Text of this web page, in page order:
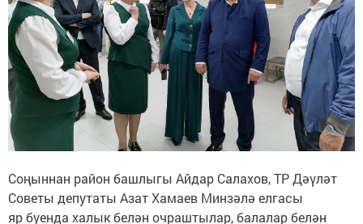
Соңыннан район башлыгы Айдар Салахов, ТР Дәүләт
Советы депутаты Азат Хамаев Минзәлә елгасы
яр буенда халык белән очраштылар, балалар белән